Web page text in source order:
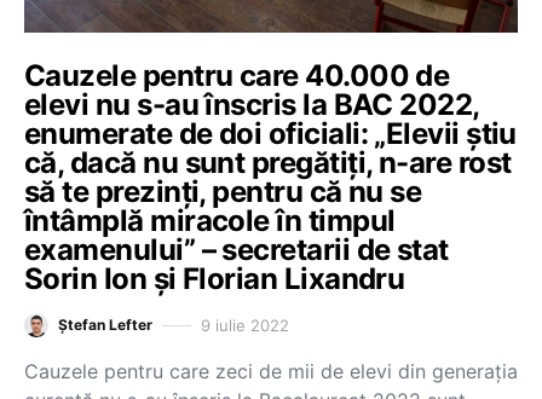
Cauzele pentru care 40.000 de
elevi nu s-au înscris la BAC 2022,
enumerate de doi oficiali: „Elevii știu
că, dacă nu sunt pregătiți, n-are rost
să te prezinți, pentru că nu se
întâmplă miracole în timpul
examenului” – secretarii de stat
Sorin Ion și Florian Lixandru
Ștefan Lefter 9 iulie 2022
Cauzele pentru care zeci de mii de elevi din generația